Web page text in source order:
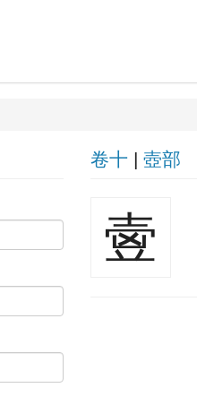
卷十| 壺部
㚃